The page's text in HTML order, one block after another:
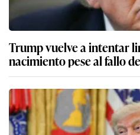
Trump vuelve a intentar
nacimiento pese al fallo